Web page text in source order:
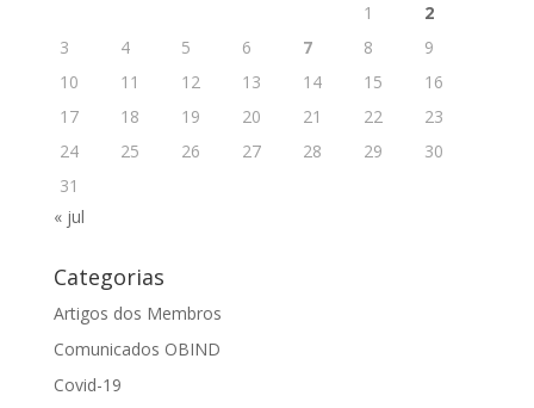
1
2
3
4 5 6 7 8
9
10
11 12 13 14 15
16
17
18 19 20 21 22
23
24
25 26 27 28 29
30
31
« jul
Categorias
Artigos dos Membros
Comunicados OBIND
Covid-19